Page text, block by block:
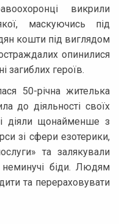
викрили
маскуючись під
кошти під виглядом
опинилися
загиблих героїв.
50-річна жителька
до діяльності своїх
діяли щонайменше з
зі сфери езотерики,
та залякували
біди. Людям
та перераховувати